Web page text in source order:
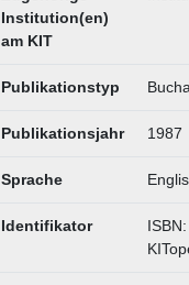
Institution(en)
am KIT
Publikationstyp
Publikationsjahr 1987
Sprache
Identifikator